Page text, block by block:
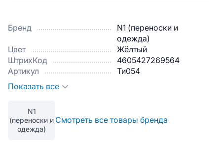
Бренд
N1 (переноски и
одежда)
Цвет
Жёлтый
ШтрихКод
4605427269564
Артикул
Ти054
Показать все
N1
(переноски и
одежда)
Смотреть все товары бренда